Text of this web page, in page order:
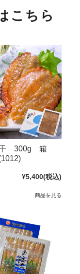
こちら
干 300g 箱
¥5,400(税込)
商品を見る